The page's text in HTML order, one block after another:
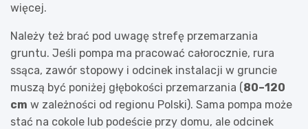
więcej.
Należy też brać pod uwagę strefę przemarzania
gruntu. Jeśli pompa ma pracować całorocznie, rura
ssąca, zawór stopowy i odcinek instalacji w gruncie
muszą być poniżej głębokości przemarzania (80–120
cm w zależności od regionu Polski). Sama pompa może
stać na cokole lub podeście przy domu, ale odcinek